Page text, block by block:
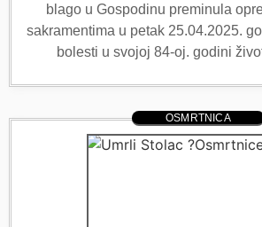
blago u Gospodinu preminula
sakramentima u petak 25.04.2025.
bolesti u svojoj 84-oj. godini
OSMRTNICA